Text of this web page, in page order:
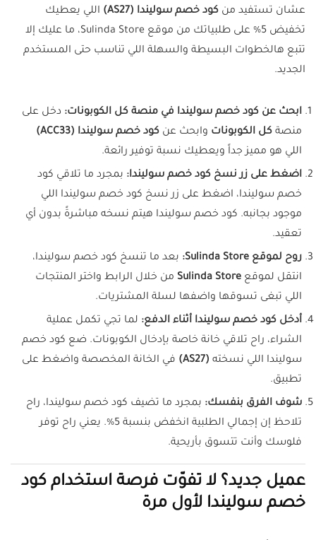
عشان تستفيد من كود خصم سوليندا (AS27)
اللي يعطيك
تخفيض 5% على طلبياتك من موقع Sulinda Store، ما عليك إلا
تتبع هالخطوات البسيطة والسهلة اللي تناسب حتى المستخدم
الجديد.
ابحث عن كود خصم سوليندا في منصة كل الكوبونات: دخل على
منصة كل الكوبونات وابحث عن كود خصم سوليندا (ACC33)
اللي هو مميز جداً ويعطيك نسبة توفير رائعة.
اضغط على زر نسخ كود خصم سوليندا: بمجرد ما تلاقي كود
خصم سوليندا، اضغط على زر نسخ كود خصم سوليندا اللي
موجود بجانبه. كود خصم سوليندا هيتم نسخه مباشرةً بدون أي
تعقيد.
روح لموقع Sulinda Store:
بعد ما تنسخ كود خصم سوليندا،
انتقل لموقع Sulinda Store من خلال الرابط واختر المنتجات
اللي تبغى تسوقها واضفها لسلة المشتريات.
أدخل كود خصم سوليندا أثناء الدفع: لما تجي تكمل عملية
الشراء، راح تلاقي خانة خاصة بإدخال الكوبونات. ضع كود خصم
سوليندا اللي نسخته (AS27)
في الخانة المخصصة واضغط على
تطبيق.
شوف الفرق بنفسك: بمجرد ما تضيف كود خصم سوليندا، راح
تلاحظ إن إجمالي الطلبية انخفض بنسبة 5%. يعني راح توفر
فلوسك وأنت تتسوق بأريحية.
عميل جديد؟ لا تفوّت فرصة استخدام كود
خصم سوليندا لأول مرة